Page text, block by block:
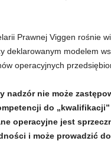
Prawnej Viggen rośnie
deklarowanym modelem
operacyjnych
nadzór nie może
do
operacyjne jest
i może prowadzić